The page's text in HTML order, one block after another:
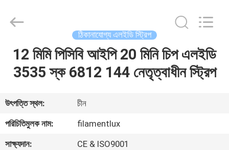
বাড়ি
আমাদের
সম্পর্কে
Technology
Reserved.
ঠিকানাযোগ্য এলইডি স্ট্রিপ
12 মিমি পিসিবি আইপি 20 মিনি চিপ এলইডি
3535 স্ক 6812 144 নেতৃত্বাধীন স্ট্রিপ
উৎপত্তি স্থল:
চীন
পরিচিতিমুলক নাম:
filamentlux
সাক্ষ্যদান:
CE & ISO9001